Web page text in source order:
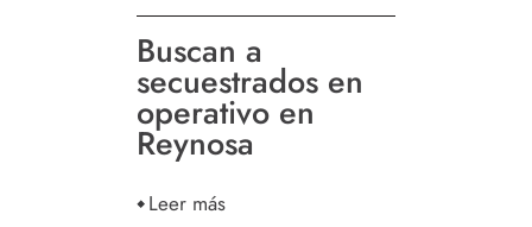
Buscan a
secuestrados en
operativo en
Reynosa
Leer más